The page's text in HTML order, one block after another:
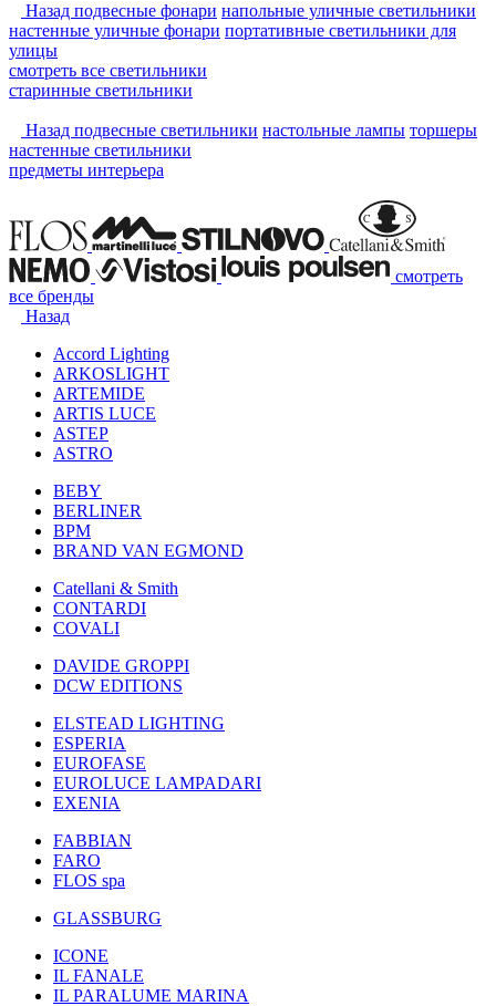
Назад подвесные фонари напольные уличные светильники
настенные уличные фонари портативные светильники для
улицы
смотреть все светильники
старинные светильники
Назад подвесные светильники настольные лампы торшеры
настенные светильники
предметы интерьера
смотреть
все бренды
Назад
Accord Lighting
ARKOSLIGHT
ARTEMIDE
ARTIS LUCE
ASTEP
ASTRO
BEBY
BERLINER
BPM
BRAND VAN EGMOND
Catellani & Smith
CONTARDI
COVALI
DAVIDE GROPPI
DCW EDITIONS
ELSTEAD LIGHTING
ESPERIA
EUROFASE
EUROLUCE LAMPADARI
EXENIA
FABBIAN
FARO
FLOS spa
GLASSBURG
ICONE
IL FANALE
IL PARALUME MARINA